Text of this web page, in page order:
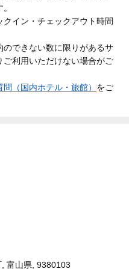
クイン・チェックアウト時間
のできない数に限りがあるサ
利用いただけない場合がご
問（国内ホテル・旅館） をご
富山県, 9380103